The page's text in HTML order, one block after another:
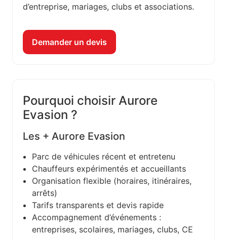
d’entreprise, mariages, clubs et associations.
Demander un devis
Pourquoi choisir Aurore
Evasion ?
Les + Aurore Evasion
Parc de véhicules récent et entretenu
Chauffeurs expérimentés et accueillants
Organisation flexible (horaires, itinéraires,
arrêts)
Tarifs transparents et devis rapide
Accompagnement d’événements :
entreprises, scolaires, mariages, clubs, CE